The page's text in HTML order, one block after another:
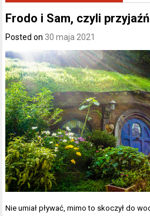
Frodo i Sam, czyli
Posted on 30 maja 2021
Nie umiał pływać, mimo to skoczył do